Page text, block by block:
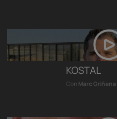
KOSTAL
Con Marc Griñena